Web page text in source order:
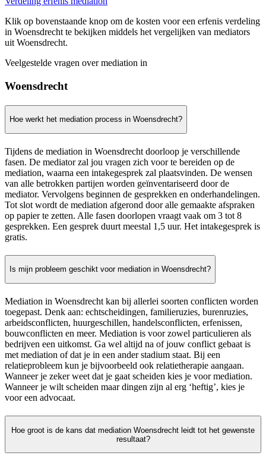
Klik op bovenstaande knop om de kosten voor een erfenis verdeling
in Woensdrecht te bekijken middels het vergelijken van mediators
uit Woensdrecht.
Veelgestelde vragen over mediation in
Woensdrecht
Hoe werkt het mediation process in Woensdrecht?
Tijdens de mediation in Woensdrecht doorloop je verschillende
fasen. De mediator zal jou vragen zich voor te bereiden op de
mediation, waarna een intakegesprek zal plaatsvinden. De wensen
van alle betrokken partijen worden geïnventariseerd door de
mediator. Vervolgens beginnen de gesprekken en onderhandelingen.
Tot slot wordt de mediation afgerond door alle gemaakte afspraken
op papier te zetten. Alle fasen doorlopen vraagt vaak om 3 tot 8
gesprekken. Een gesprek duurt meestal 1,5 uur. Het intakegesprek is
gratis.
Is mijn probleem geschikt voor mediation in Woensdrecht?
Mediation in Woensdrecht kan bij allerlei soorten conflicten worden
toegepast. Denk aan: echtscheidingen, familieruzies, burenruzies,
arbeidsconflicten, huurgeschillen, handelsconflicten, erfenissen,
bouwconflicten en meer. Mediation is voor zowel particulieren als
bedrijven een uitkomst. Ga wel altijd na of jouw conflict gebaat is
met mediation of dat je in een ander stadium staat. Bij een
relatieprobleem kun je bijvoorbeeld ook relatietherapie aangaan.
Wanneer je zeker weet dat je gaat scheiden kies je voor mediation.
Wanneer je wilt scheiden maar dingen zijn al erg ‘heftig’, kies je
voor een advocaat.
Hoe groot is de kans dat mediation Woensdrecht leidt tot het gewenste
resultaat?